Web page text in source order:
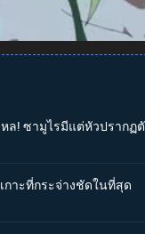
ล! ซามูไรมีแต่หัวปรากฏ
กาะที่กระจ่างชัดในที่สุด